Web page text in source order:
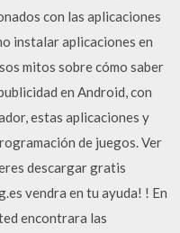
con las aplicaciones
instalar aplicaciones en
mitos sobre cómo saber
en Android, con
estas aplicaciones y
de juegos. Ver
descargar gratis
vendra en tu ayuda! ! En
encontrara las